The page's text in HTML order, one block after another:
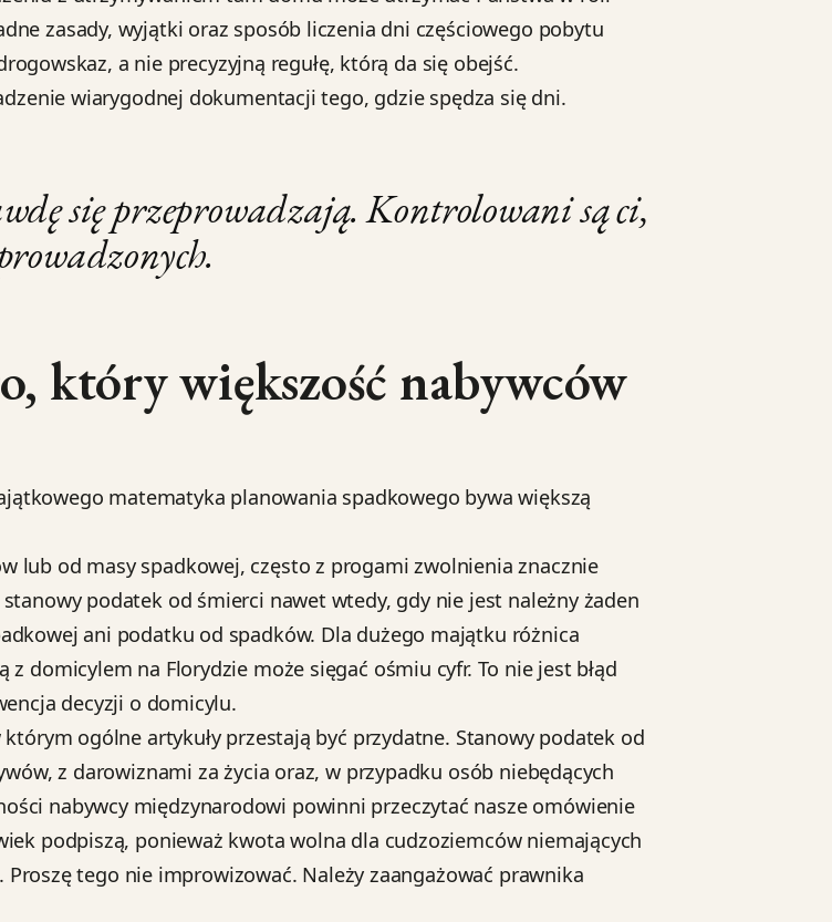
zasady, wyjątki oraz sposób liczenia dni częściowego pobytu
a nie precyzyjną regułę, którą da się obejść.
wiarygodnej dokumentacji tego, gdzie spędza się dni.
się przeprowadzają. Kontrolowani są ci,
który większość nabywców
matematyka planowania spadkowego bywa większą
lub od masy spadkowej, często z progami zwolnienia znacznie
podatek od śmierci nawet wtedy, gdy nie jest należny żaden
ani podatku od spadków. Dla dużego majątku różnica
domicylem na Florydzie może sięgać ośmiu cyfr. To nie jest błąd
decyzji o domicylu.
ogólne artykuły przestają być przydatne. Stanowy podatek od
z darowiznami za życia oraz, w przypadku osób niebędących
nabywcy międzynarodowi powinni przeczytać nasze omówienie
podpiszą, ponieważ kwota wolna dla cudzoziemców niemających
tego nie improwizować. Należy zaangażować prawnika